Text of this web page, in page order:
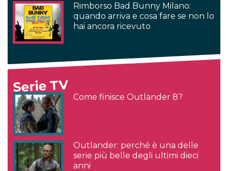
Rimborso Bad Bunny Milano:
quando arriva e cosa fare se non lo
hai ancora ricevuto
Serie TV
Come finisce Outlander 8?
Outlander: perché è una delle
serie più belle degli ultimi dieci
anni